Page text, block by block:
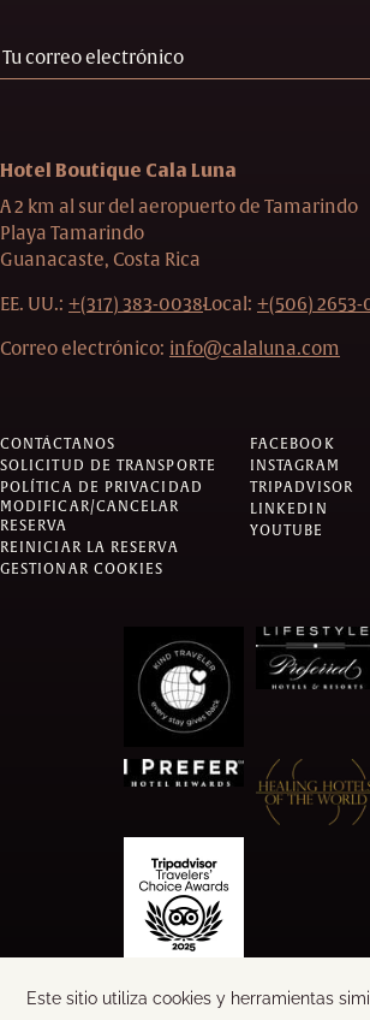
Hotel Boutique Cala Luna
A 2 km al sur del aeropuerto de Tamarindo
Playa Tamarindo
Guanacaste, Costa Rica
EE. UU.: +(317) 383-0038Local: +(506) 2653-
Correo electrónico: info@calaluna.com
CONTÁCTANOS
SOLICITUD DE TRANSPORTE
POLÍTICA DE PRIVACIDAD
MODIFICAR/CANCELAR
RESERVA
REINICIAR LA RESERVA
GESTIONAR COOKIES
FACEBOOK
INSTAGRAM
TRIPADVISOR
LINKEDIN
YOUTUBE
©2026 CALA LUNA